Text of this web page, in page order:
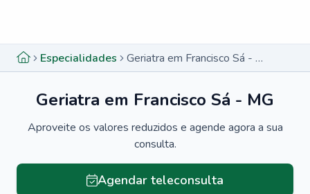
Especialidades Geriatra em Francisco Sá - MG
Geriatra em Francisco Sá - MG
Aproveite os valores reduzidos e agende agora a sua
consulta.
Agendar teleconsulta